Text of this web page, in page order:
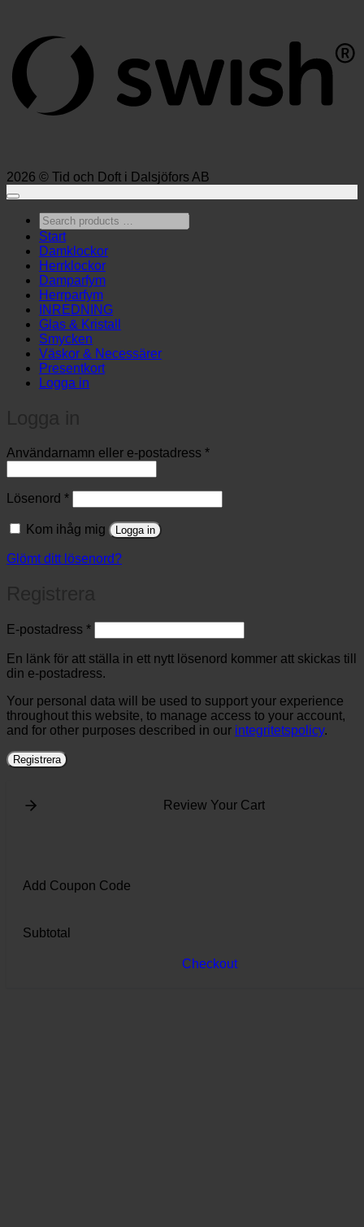
2026 © Tid och Doft i Dalsjöfors AB
Search
products
…
Start
Damklockor
Herrklockor
Damparfym
Herrparfym
INREDNING
Glas & Kristall
Smycken
Väskor & Necessärer
Presentkort
Logga in
Användarnamn eller e-postadress *Obligatoriskt
Lösenord *Obligatoriskt
Kom ihåg mig Logga in
Glömt ditt lösenord?
E-postadress *Obligatoriskt
En länk för att ställa in ett nytt lösenord kommer att skickas till
din e-postadress.
Your personal data will be used to support your experience
throughout this website, to manage access to your account,
and for other purposes described in our integritetspolicy.
Registrera
Review Your Cart
Add Coupon Code
Subtotal
Checkout